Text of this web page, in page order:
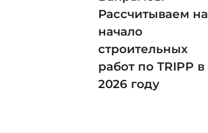
Рассчитываем на
начало
строительных
работ по TRIPP в
2026 году